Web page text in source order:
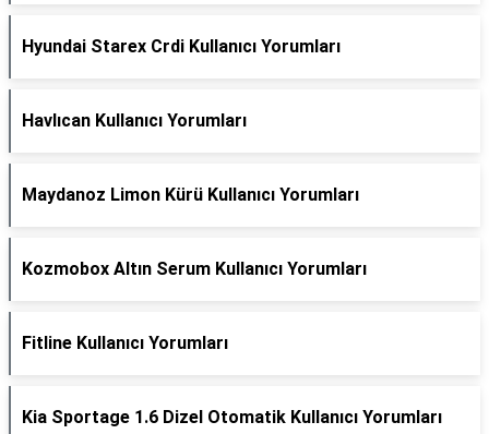
Hyundai Starex Crdi Kullanıcı Yorumları
Havlıcan Kullanıcı Yorumları
Maydanoz Limon Kürü Kullanıcı Yorumları
Kozmobox Altın Serum Kullanıcı Yorumları
Fitline Kullanıcı Yorumları
Kia Sportage 1.6 Dizel Otomatik Kullanıcı Yorumları